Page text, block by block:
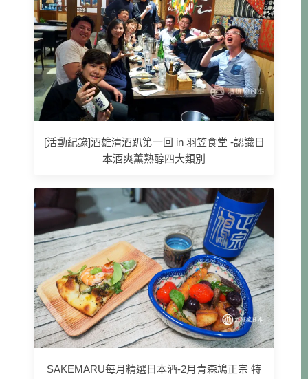
[活動紀錄]酒雄清酒趴第一回 in 羽笠食堂 -認識日
本酒爽薰熟醇四大類別
SAKEMARU每月精選日本酒-2月青森鳩正宗 特